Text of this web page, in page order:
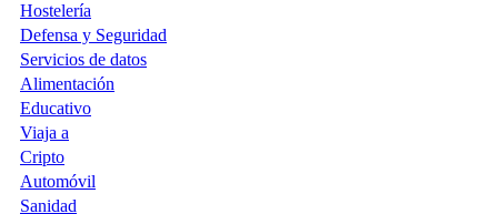
Hostelería
Defensa y Seguridad
Servicios de datos
Alimentación
Educativo
Viaja a
Cripto
Automóvil
Sanidad